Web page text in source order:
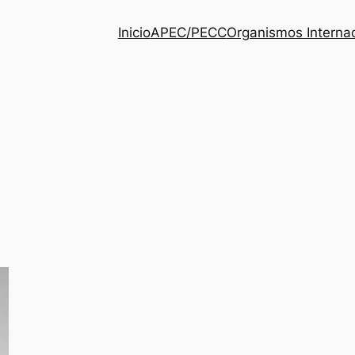
InicioAPEC/PECCOrganismos